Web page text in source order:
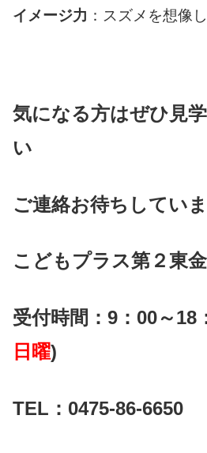
イメージ力 ：スズメを想像
気になる方はぜひ見
い
ご連絡お待ちしていま
こどもプラス第２東
受付時間：9：00～
日曜)
TEL：0475-86-6650